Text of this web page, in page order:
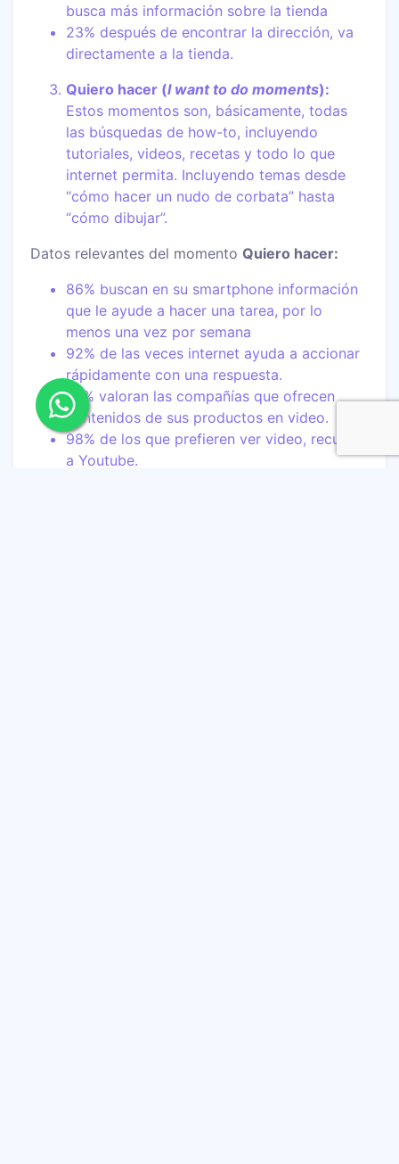
busca más información sobre la tienda
23% después de encontrar la dirección, va
directamente a la tienda.
Quiero hacer (I want to do moments):
Estos momentos son, básicamente, todas
las búsquedas de how-to, incluyendo
tutoriales, videos, recetas y todo lo que
internet permita. Incluyendo temas desde
“cómo hacer un nudo de corbata” hasta
“cómo dibujar”.
Datos relevantes del momento Quiero hacer:
86% buscan en su smartphone información
que le ayude a hacer una tarea, por lo
menos una vez por semana
92% de las veces internet ayuda a accionar
rápidamente con una respuesta.
79% valoran las compañías que ofrecen
contenidos de sus productos en video.
98% de los que prefieren ver video, recurren
a Youtube.